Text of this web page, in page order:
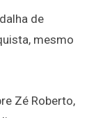
de
mesmo
Zé Roberto,